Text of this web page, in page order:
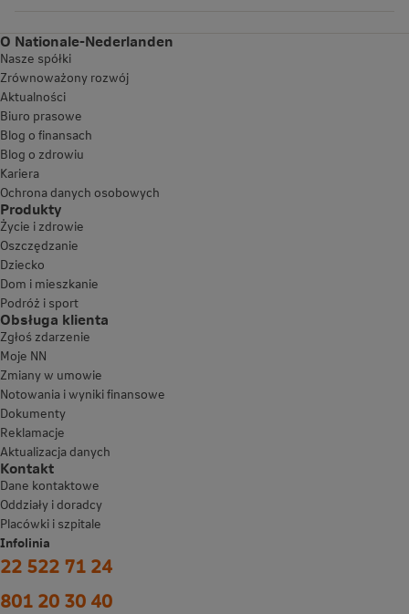
O Nationale-Nederlanden
Nasze spółki
Zrównoważony rozwój
Aktualności
Biuro prasowe
Blog o finansach
Blog o zdrowiu
Kariera
Ochrona danych osobowych
Produkty
Życie i zdrowie
Oszczędzanie
Dziecko
Dom i mieszkanie
Podróż i sport
Obsługa klienta
Zgłoś zdarzenie
Moje NN
Zmiany w umowie
Notowania i wyniki finansowe
Dokumenty
Reklamacje
Aktualizacja danych
Kontakt
Dane kontaktowe
Oddziały i doradcy
Placówki i szpitale
Infolinia
22 522 71 24
801 20 30 40